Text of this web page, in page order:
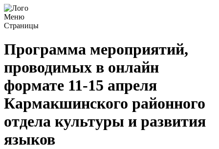
Меню
Страницы
Программа мероприятий,
проводимых в онлайн
формате 11-15 апреля
Кармакшинского районного
отдела культуры и развития
языков